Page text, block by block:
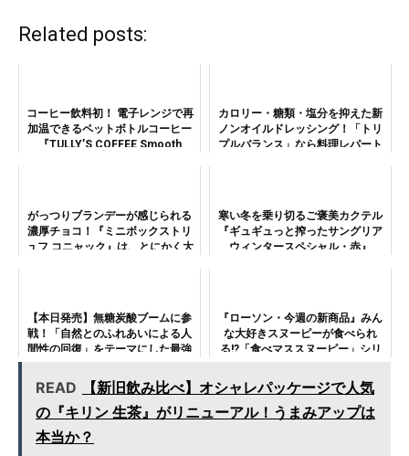
Related posts:
コーヒー飲料初！ 電子レンジで再
加温できるペットボトルコーヒー
『TULLY’S COFFEE Smooth
カロリー・糖類・塩分を抑えた新
ノンオイルドレッシング！「トリ
プルバランス」なら料理レパート
がっつりブランデーが感じられる
濃厚チョコ！『ミニボックストリ
ュフ コニャック』は、とにかく大
寒い冬を乗り切るご褒美カクテル
『ギュギュっと搾ったサングリア
ウィンタースペシャル・赤』
【本日発売】無糖炭酸ブームに参
戦！「自然とのふれあいによる人
間性の回復」をテーマにした最強
ススパークリング』ってどんな
味!?
『ローソン・今週の新商品』みん
な大好きスヌーピーが食べられ
る!?「食べマススヌーピー」シリ
READ
【新旧飲み比べ】オシャレパッケージで人気
の『キリン 生茶』がリニューアル！うまみアップは
本当か？